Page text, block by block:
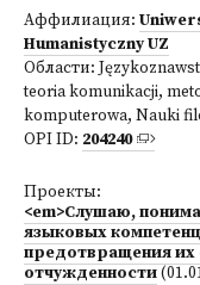
Аффилиация:
Humanistyczny UZ
Области:
teoria komunikacji,
komputerowa, Nauki
OPI ID: 204240
Проекты:
<em>Слушаю,
языковых
предотвращения
отчужденности